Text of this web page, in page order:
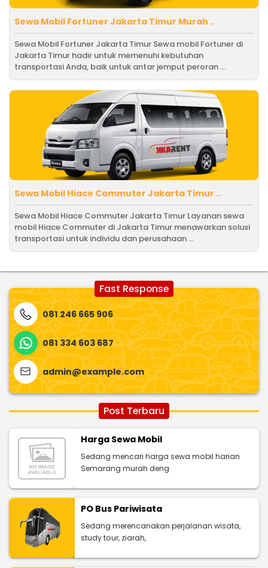
Sewa Mobil Fortuner Jakarta Timur Murah ..
Sewa Mobil Fortuner Jakarta Timur Sewa mobil Fortuner di
Jakarta Timur hadir untuk memenuhi kebutuhan
transportasi Anda, baik untuk antar jemput peroran ...
Sewa Mobil Hiace Commuter Jakarta Timur ..
Sewa Mobil Hiace Commuter Jakarta Timur Layanan sewa
mobil Hiace Commuter di Jakarta Timur menawarkan solusi
transportasi untuk individu dan perusahaan ...
Fast Response
081 246 665 906
081 334 603 687
admin@example.com
Post Terbaru
Harga Sewa Mobil
Sedang mencari harga sewa mobil harian
Semarang murah deng
PO Bus Pariwisata
Sedang merencanakan perjalanan wisata,
study tour, ziarah,